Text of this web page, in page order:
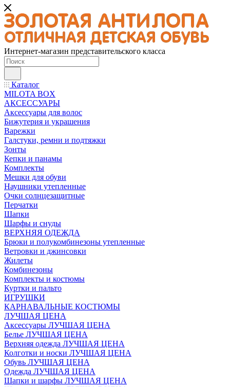
Интернет-магазин представительского класса
Каталог
MILOTA BOX
АКСЕССУАРЫ
Аксессуары для волос
Бижутерия и украшения
Варежки
Галстуки, ремни и подтяжки
Зонты
Кепки и панамы
Комплекты
Мешки для обуви
Наушники утепленные
Очки солнцезащитные
Перчатки
Шапки
Шарфы и снуды
ВЕРХНЯЯ ОДЕЖДА
Брюки и полукомбинезоны утепленные
Ветровки и джинсовки
Жилеты
Комбинезоны
Комплекты и костюмы
Куртки и пальто
ИГРУШКИ
КАРНАВАЛЬНЫЕ КОСТЮМЫ
ЛУЧШАЯ ЦЕНА
Аксессуары ЛУЧШАЯ ЦЕНА
Белье ЛУЧШАЯ ЦЕНА
Верхняя одежда ЛУЧШАЯ ЦЕНА
Колготки и носки ЛУЧШАЯ ЦЕНА
Обувь ЛУЧШАЯ ЦЕНА
Одежда ЛУЧШАЯ ЦЕНА
Шапки и шарфы ЛУЧШАЯ ЦЕНА